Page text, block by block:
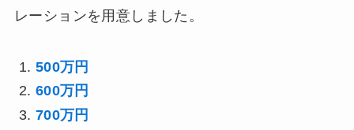
レーションを用意しました。
500万円
600万円
700万円